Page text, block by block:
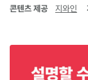
콘텐츠 제공 지와인